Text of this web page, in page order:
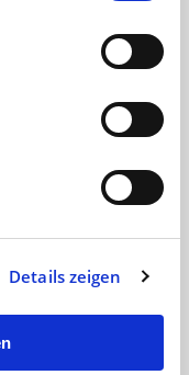
Details zeigen
Inhalte